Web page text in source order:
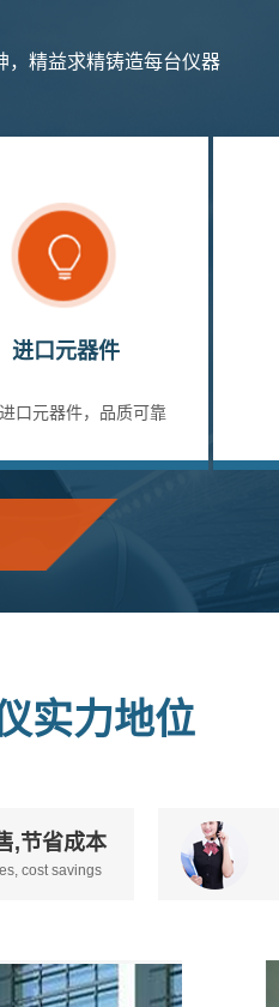
，精益求精铸造每台仪器
进口元器件
口元器件，品质可靠
实力地位
,节省成本
cost savings